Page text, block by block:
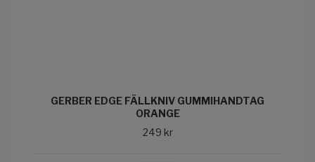
GERBER EDGE FÄLLKNIV GUMMIHANDTAG
ORANGE
249 kr